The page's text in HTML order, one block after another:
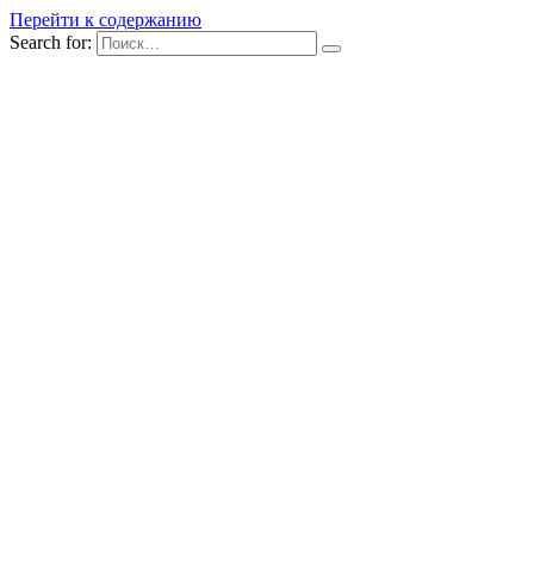
Перейти к содержанию
Search for: